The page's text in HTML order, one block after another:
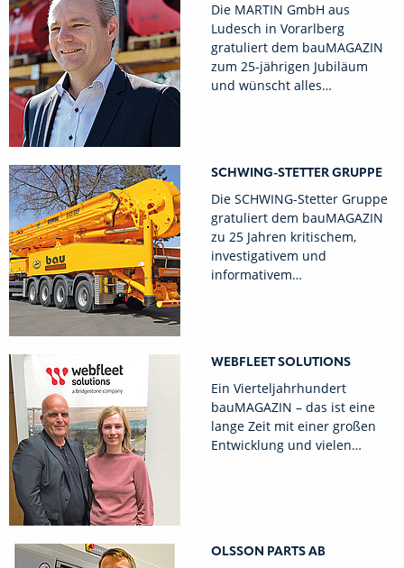
Die MARTIN GmbH aus
Ludesch in Vorarlberg
gratuliert dem bauMAGAZIN
zum 25-jährigen Jubiläum
und wünscht alles…
SCHWING-STETTER GRUPPE
Die SCHWING-Stetter Gruppe
gratuliert dem bauMAGAZIN
zu 25 Jahren kritischem,
investigativem und
informativem…
WEBFLEET SOLUTIONS
Ein Vierteljahrhundert
bauMAGAZIN – das ist eine
lange Zeit mit einer großen
Entwicklung und vielen…
OLSSON PARTS AB